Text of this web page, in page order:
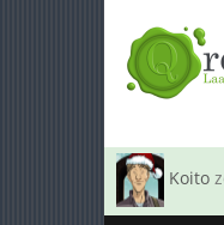
Koito